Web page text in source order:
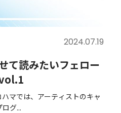
2024.07.19
て読みたいフェロー
マでは、アーティストのキャ
グ...